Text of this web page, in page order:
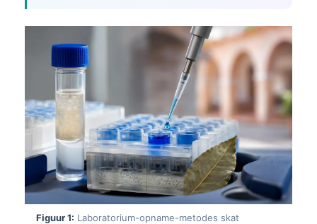
Figuur 1: Laboratorium-opname-metodes skat